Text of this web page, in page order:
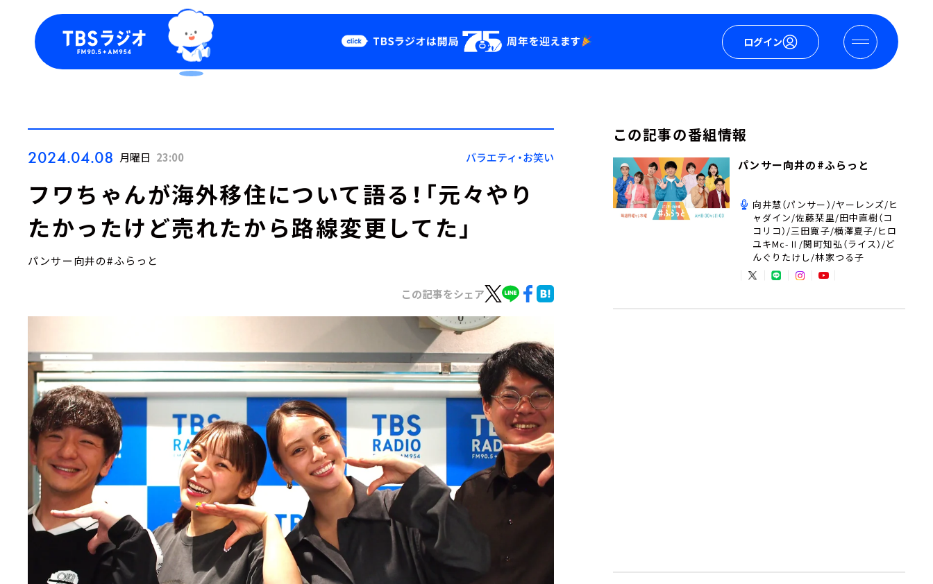
ログイン
Podcast
YouTube
会社情報
2024.04.08 月曜日 23:00 バラエティ・お笑い
フワちゃんが海外移住について語る！「元々やり
たかったけど売れたから路線変更してた」
パンサー向井の#ふらっと
この記事をシェア
この記事の番組情報
パンサー向井の#ふらっと
向井慧（パンサー）/ヤーレンズ/ヒ
ャダイン/佐藤栞里/田中直樹（コ
コリコ）/三田寛子/横澤夏子/ヒロ
ユキMc-Ⅱ/関町知弘（ライス）/ど
んぐりたけし/林家つる子